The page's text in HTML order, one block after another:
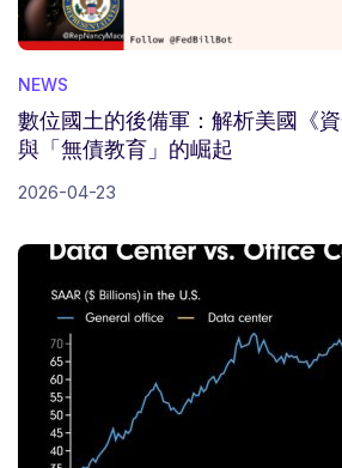
NEWS
數位國土的後備軍：解析美國《資
與「無債教育」的崛起
2026-04-23